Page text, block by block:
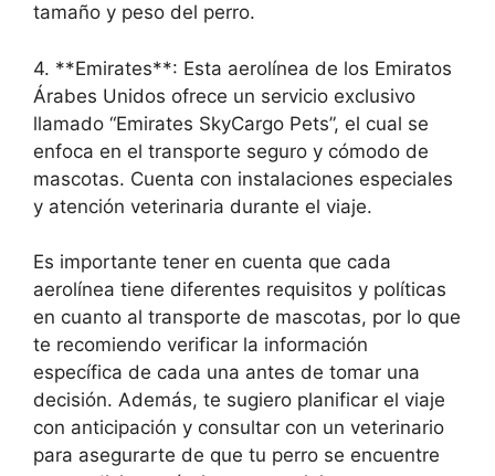
tamaño y peso del perro.
4. **Emirates**: Esta aerolínea de los Emiratos
Árabes Unidos ofrece un servicio exclusivo
llamado “Emirates SkyCargo Pets”, el cual se
enfoca en el transporte seguro y cómodo de
mascotas. Cuenta con instalaciones especiales
y atención veterinaria durante el viaje.
Es importante tener en cuenta que cada
aerolínea tiene diferentes requisitos y políticas
en cuanto al transporte de mascotas, por lo que
te recomiendo verificar la información
específica de cada una antes de tomar una
decisión. Además, te sugiero planificar el viaje
con anticipación y consultar con un veterinario
para asegurarte de que tu perro se encuentre